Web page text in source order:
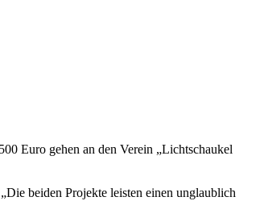
Euro gehen an den Verein „Lichtschaukel
beiden Projekte leisten einen unglaublich